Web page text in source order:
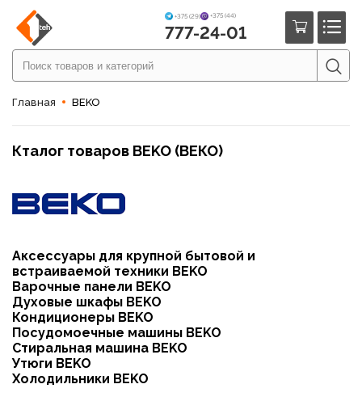
+375 (29) +375 (44)
777-24-01
Главная BEKO
Кталог товаров BEKO (ВЕКО)
Аксессуары для крупной бытовой и
встраиваемой техники BEKO
Варочные панели BEKO
Духовые шкафы BEKO
Кондиционеры BEKO
Посудомоечные машины BEKO
Стиральная машина BEKO
Утюги BEKO
Холодильники BEKO